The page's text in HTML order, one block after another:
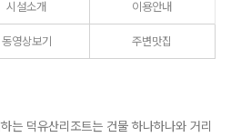
시설소개 이용안내
동영상보기 주변맛집
는 덕유산리조트는 건물 하나하나와 거리